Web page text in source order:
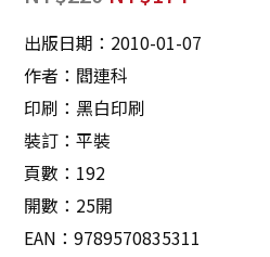
出版日期：2010-01-07
作者：閻連科
印刷：黑白印刷
裝訂：平裝
頁數：192
開數：25開
EAN：9789570835311